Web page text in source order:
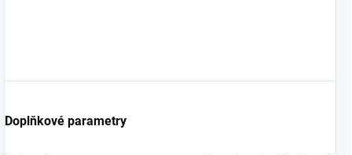
Doplňkové parametry